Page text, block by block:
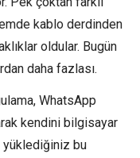
kablo derdinden
oldular. Bugün
daha fazlası.
WhatsApp
kendini bilgisayar
yüklediğiniz bu